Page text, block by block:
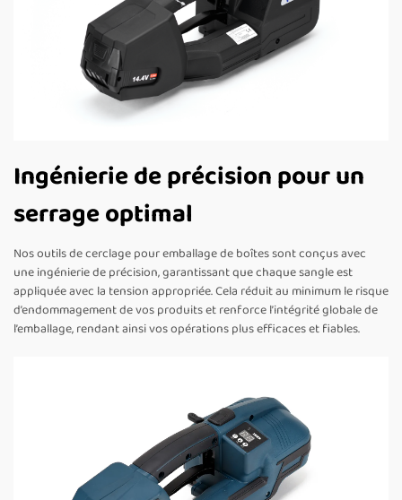
Ingénierie de précision pour un
serrage optimal
Nos outils de cerclage pour emballage de boîtes sont conçus avec
une ingénierie de précision, garantissant que chaque sangle est
appliquée avec la tension appropriée. Cela réduit au minimum le risque
d’endommagement de vos produits et renforce l’intégrité globale de
l’emballage, rendant ainsi vos opérations plus efficaces et fiables.